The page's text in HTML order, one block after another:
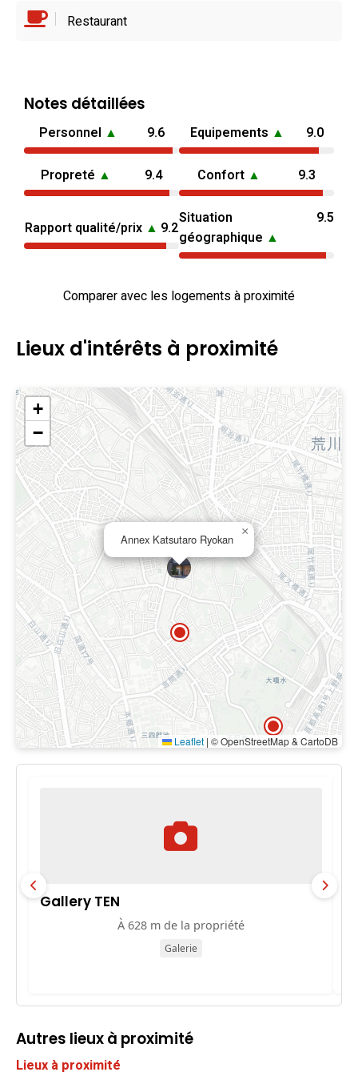
Restaurant
Notes détaillées
Personnel ▲ 9.6 Equipements ▲ 9.0
Propreté ▲ 9.4 Confort ▲ 9.3
Rapport qualité/prix ▲ 9.2
Situation
géographique ▲
9.5
Comparer avec les logements à proximité
Lieux d'intérêts à proximité
Annex Katsutaro Ryokan
×
+
−
Leaflet | © OpenStreetMap & CartoDB
Gallery TEN
À 628 m de la propriété
Galerie
Autres lieux à proximité
Lieux à proximité